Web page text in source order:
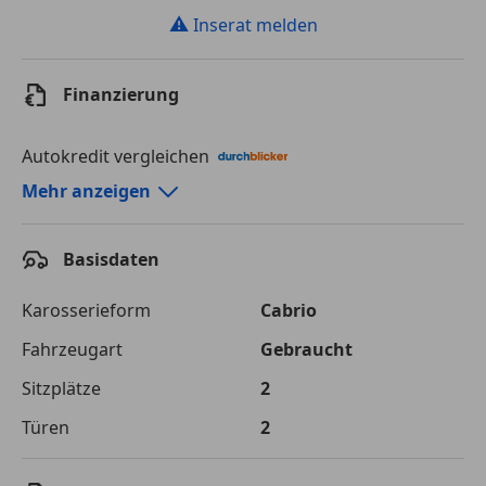
⚠ Inserat melden
Finanzierung
Autokredit vergleichen
Autokredit-Rechner von durchblicker.at
Laufzeit
120 Monate
Kreditbetrag
€ 35 000,-
Zu zahlender
€ 49 308,-
Mehr anzeigen
Basisdaten
Karosserieform
Cabrio
Fahrzeugart
Gebraucht
Sitzplätze
2
Türen
2